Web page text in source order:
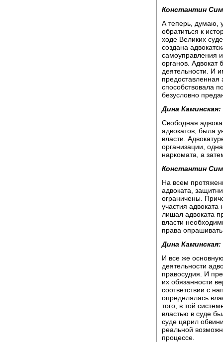
Константин
А теперь, думаю,
обратиться к
ходе Великих
создана
самоуправления
органов. Адвокат
деятельности. И
предоставленная
способствовала
безусловно
Дина Каминская:
Свободная
адвокатов, была
власти.
организации,
наркомата, а
Константин
На всем
адвоката,
ограничены.
участия адвоката
лишал адвоката
власти
права
Дина Каминская:
И все же
деятельности
правосудия. И
их обязанности
соответствии с
определялась
того, в той
властью в суде
суде царил
реальной
процессе.